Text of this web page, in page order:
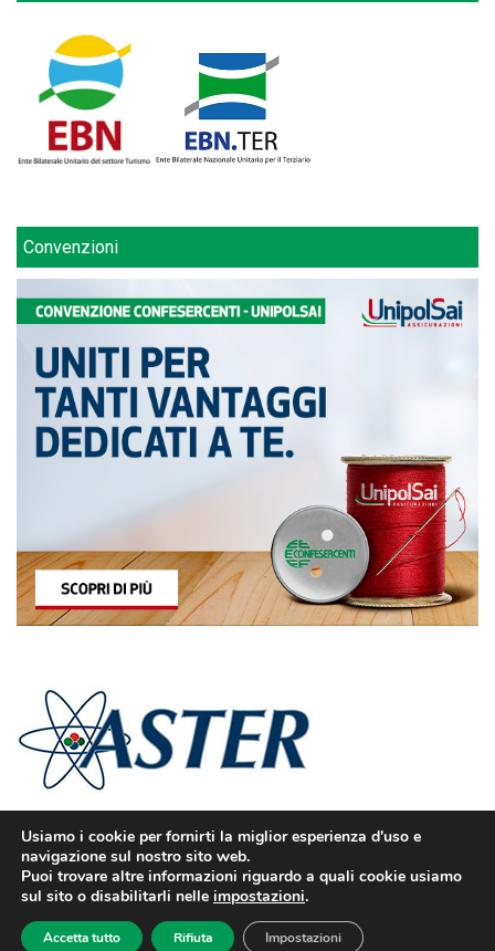
Convenzioni
4746886 | Sito web sviluppato da
dm3
Usiamo i cookie per fornirti la miglior esperienza d'uso e
navigazione sul nostro sito web.
Puoi trovare altre informazioni riguardo a quali cookie usiamo
sul sito o disabilitarli nelle impostazioni.
Accetta tutto Rifiuta Impostazioni